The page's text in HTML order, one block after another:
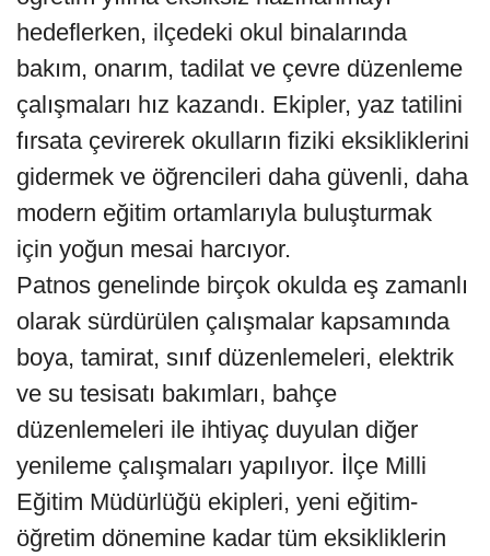
hedeflerken, ilçedeki okul binalarında
bakım, onarım, tadilat ve çevre düzenleme
çalışmaları hız kazandı. Ekipler, yaz tatilini
fırsata çevirerek okulların fiziki eksikliklerini
gidermek ve öğrencileri daha güvenli, daha
modern eğitim ortamlarıyla buluşturmak
için yoğun mesai harcıyor.
Patnos genelinde birçok okulda eş zamanlı
olarak sürdürülen çalışmalar kapsamında
boya, tamirat, sınıf düzenlemeleri, elektrik
ve su tesisatı bakımları, bahçe
düzenlemeleri ile ihtiyaç duyulan diğer
yenileme çalışmaları yapılıyor. İlçe Milli
Eğitim Müdürlüğü ekipleri, yeni eğitim-
öğretim dönemine kadar tüm eksikliklerin